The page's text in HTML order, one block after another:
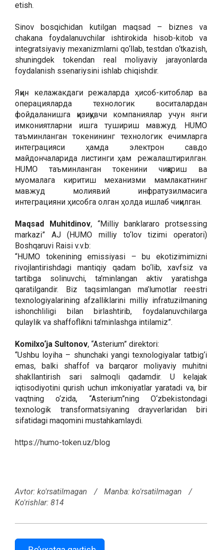
etish.
Sinov bosqichidan kutilgan maqsad – biznes va
chakana foydalanuvchilar ishtirokida hisob-kitob va
integratsiyaviy mexanizmlarni qo‘llab, testdan o‘tkazish,
shuningdek tokendan real moliyaviy jarayonlarda
foydalanish ssenariysini ishlab chiqishdir.
Яқин келажакдаги режаларда ҳисоб-китоблар ва
операцияларда технологик воситалардан
фойдаланишга қизиқувчи компаниялар учун янги
имкониятларни ишга тушириш мавжуд. HUMO
таъминланган токенининг технологик ечимларга
интеграцияси ҳамда электрон савдо
майдончаларида листинги ҳам режалаштирилган.
HUMO таъминланган токенини чиқариш ва
муомалага киритиш механизми мамлакатнинг
мавжуд молиявий инфратузилмасига
интеграцияни ҳисобга олган ҳолда ишлаб чиқилган.
Maqsad Muhitdinov, “Milliy banklararo protsessing
markazi” AJ (HUMO milliy to‘lov tizimi operatori)
Boshqaruvi Raisi v.v.b:
“HUMO tokenining emissiyasi – bu ekotizimimizni
rivojlantirishdagi mantiqiy qadam bo‘lib, xavfsiz va
tartibga solinuvchi, ta’minlangan aktiv yaratishga
qaratilgandir. Biz taqsimlangan ma’lumotlar reestri
texnologiyalarining afzalliklarini milliy infratuzilmaning
ishonchliligi bilan birlashtirib, foydalanuvchilarga
qulaylik va shaffoflikni ta’minlashga intilamiz”.
Komilxo‘ja Sultonov, “Asterium” direktori:
“Ushbu loyiha – shunchaki yangi texnologiyalar tatbig‘i
emas, balki shaffof va barqaror moliyaviy muhitni
shakllantirish sari salmoqli qadamdir. U kelajak
iqtisodiyotini qurish uchun imkoniyatlar yaratadi va, bir
vaqtning o‘zida, “Asterium”ning O‘zbekistondagi
texnologik transformatsiyaning drayverlaridan biri
sifatidagi maqomini mustahkamlaydi.
https://humo-token.uz/blog
Avtor: ko'rsatilmagan / Manba: ko'rsatilmagan
/
Ko'rishlar: 814